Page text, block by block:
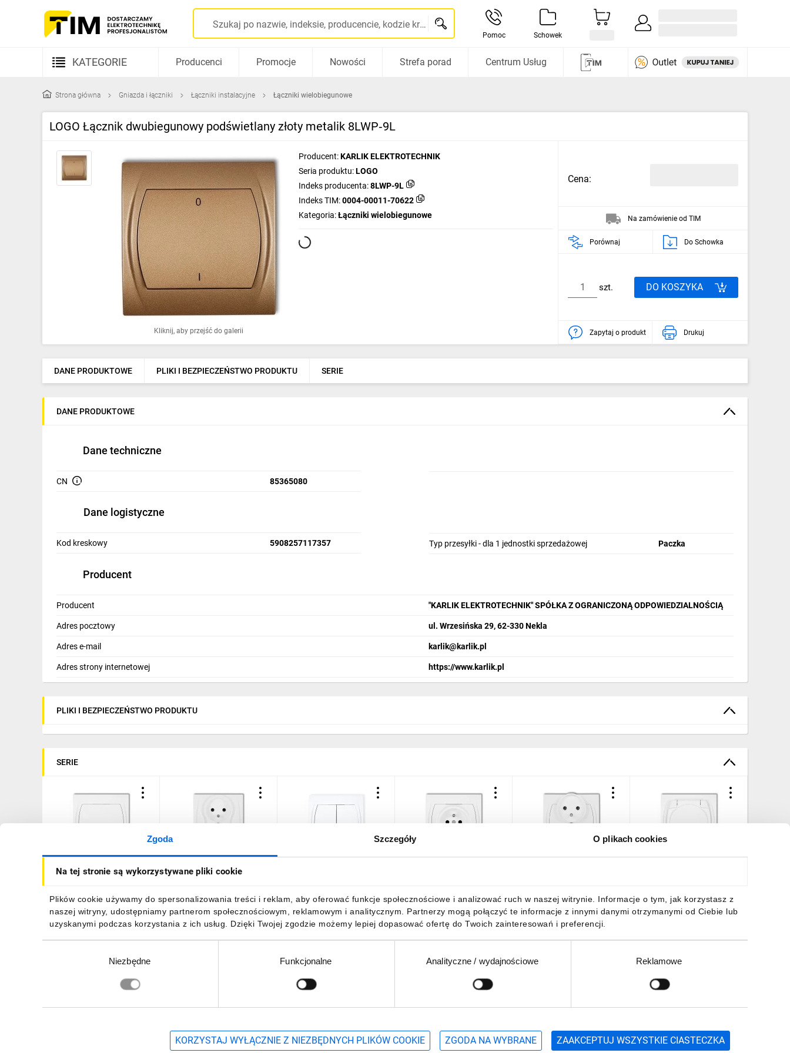
Zgoda Szczegóły O plikach cookies
Na tej stronie są wykorzystywane pliki cookie
Plików cookie używamy do spersonalizowania treści i reklam, aby oferować funkcje społecznościowe i analizować ruch w naszej witrynie. Informacje o tym, jak korzystasz z
naszej witryny, udostępniamy partnerom społecznościowym, reklamowym i analitycznym. Partnerzy mogą połączyć te informacje z innymi danymi otrzymanymi od Ciebie lub
uzyskanymi podczas korzystania z ich usług. Dzięki Twojej zgodzie możemy lepiej dopasować ofertę do Twoich zainteresowań i preferencji.
Niezbędne Funkcjonalne Analityczne / wydajnościowe Reklamowe
KORZYSTAJ WYŁĄCZNIE Z NIEZBĘDNYCH PLIKÓW COOKIE ZGODA NA WYBRANE ZAAKCEPTUJ WSZYSTKIE CIASTECZKA
Szukaj po nazwie, indeksie, producencie, kodzie kreskowym...
Pomoc Schowek
KATEGORIE
Kable i przewody
Rozdzielnice i obudowy
Elementy prowadzenia kabli
Fotowoltaika
Oprawy oświetleniowe
Ogrzewanie
Elektronarzędzia i mierniki
Dom i ogród
Klimatyzacja
Budowa i Remont
Elektronika
Smart home
Producenci Promocje Nowości Strefa porad Centrum Usług
Strona główna Gniazda i łączniki Łączniki instalacyjne Łączniki wielobiegunowe
LOGO Łącznik dwubiegunowy podświetlany złoty metalik 8LWP‑9L
Kliknij, aby przejść do galerii
Producent:KARLIK ELEKTROTECHNIK
Seria produktu:LOGO
Indeks producenta:8LWP-9L
Indeks TIM:0004-00011-70622
Kategoria:Łączniki wielobiegunowe
Cena:
Na zamówienie od TIM
Porównaj Do Schowka
szt. DO KOSZYKA
Zapytaj o produkt Drukuj
DANE PRODUKTOWE PLIKI I BEZPIECZEŃSTWO PRODUKTU SERIE
DANE PRODUKTOWE
Dane techniczne
CN 85365080
Dane logistyczne
Kod kreskowy 5908257117357 Typ przesyłki - dla 1 jednostki sprzedażowej Paczka
Producent
Producent "KARLIK ELEKTROTECHNIK" SPÓŁKA Z OGRANICZONĄ ODPOWIEDZIALNOŚCIĄ
Adres pocztowy ul. Wrzesińska 29, 62-330 Nekla
Adres e-mail karlik@karlik.pl
Adres strony internetowej https://www.karlik.pl
PLIKI I BEZPIECZEŃSTWO PRODUKTU
SERIE
LOGO Łącznik
jednobiegunowy biały
13,28 złbrutto
LOGO Gniazdo podwójne
z/u biały LGP-2zp
20,44 zł brutto 15,79 zł brutto 13,17 złbrutto
DO KOSZYKA
17,52 zł brutto 20,75 złbrutto
Zapisz się, aby otrzymać informacje o nowościach, promocjach i wyprzedażach ZAPISZ SIĘ